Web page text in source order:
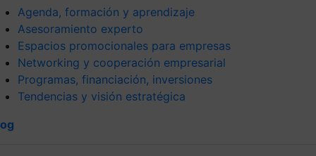
Agenda, formación y aprendizaje
Asesoramiento experto
Espacios promocionales para empresas
Networking y cooperación empresarial
Programas, financiación, inversiones
Tendencias y visión estratégica